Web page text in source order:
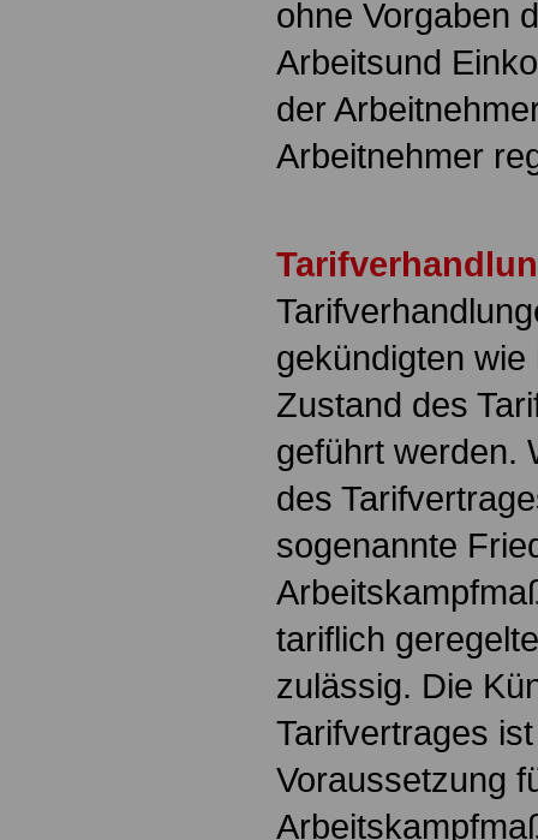
ohne Vorgaben
Arbeitsund
der
Arbeitnehmer
gekündigten
Zustand des
geführt werden.
des
sogenannte
tariflich
zulässig. Die
Tarifvertrages
Voraussetzung